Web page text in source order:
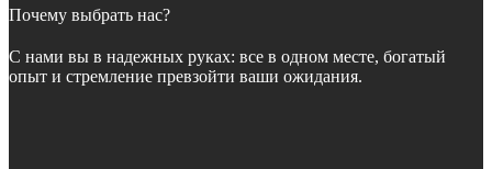
Почему выбрать нас?
С нами вы в надежных руках: все в одном месте, богатый
опыт и стремление превзойти ваши ожидания.